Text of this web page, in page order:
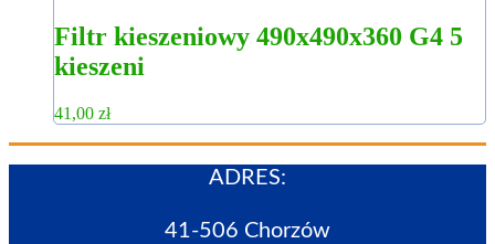
Filtr kieszeniowy 490x490x360 G4 5
kieszeni
41,00 zł
ADRES:
41-506 Chorzów